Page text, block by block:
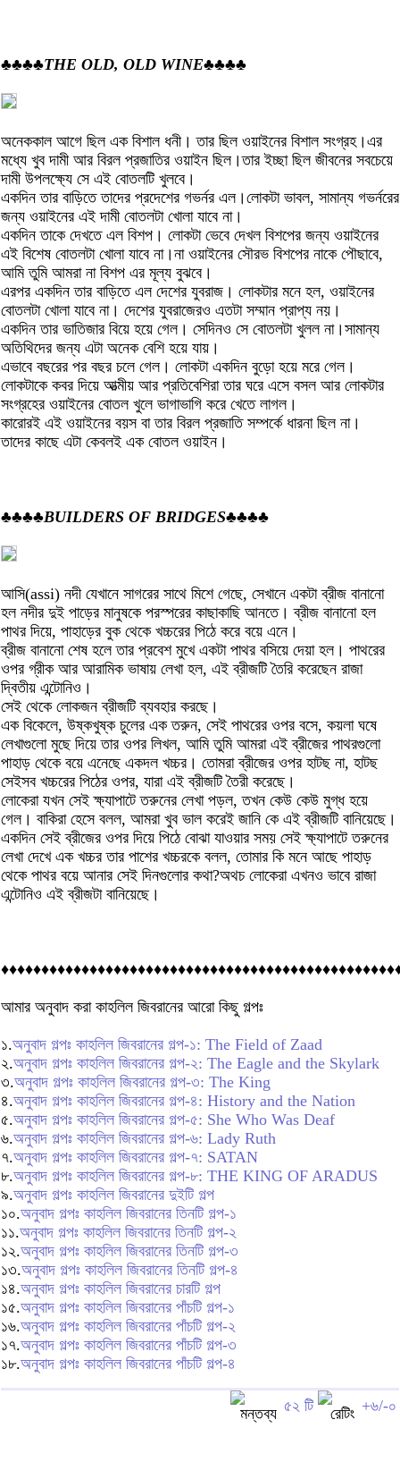
♣♣♣♣THE OLD, OLD WINE♣♣♣♣
অনেককাল আগে ছিল এক বিশাল ধনী। তার ছিল ওয়াইনের বিশাল সংগ্রহ।এর
মধ্যে খুব দামী আর বিরল প্রজাতির ওয়াইন ছিল।তার ইচ্ছা ছিল জীবনের সবচেয়ে
দামী উপলক্ষ্যে সে এই বোতলটি খুলবে।
একদিন তার বাড়িতে তাদের প্রদেশের গভর্নর এল।লোকটা ভাবল, সামান্য গভর্নরের
জন্য ওয়াইনের এই দামী বোতলটা খোলা যাবে না।
একদিন তাকে দেখতে এল বিশপ। লোকটা ভেবে দেখল বিশপের জন্য ওয়াইনের
এই বিশেষ বোতলটা খোলা যাবে না।না ওয়াইনের সৌরভ বিশপের নাকে পৌছাবে,
আমি তুমি আমরা না বিশপ এর মূল্য বুঝবে।
এরপর একদিন তার বাড়িতে এল দেশের যুবরাজ। লোকটার মনে হল, ওয়াইনের
বোতলটা খোলা যাবে না। দেশের যুবরাজেরও এতটা সম্মান প্রাপ্য নয়।
একদিন তার ভাতিজার বিয়ে হয়ে গেল। সেদিনও সে বোতলটা খুলল না।সামান্য
অতিথিদের জন্য এটা অনেক বেশি হয়ে যায়।
এভাবে বছরের পর বছর চলে গেল। লোকটা একদিন বুড়ো হয়ে মরে গেল।
লোকটাকে কবর দিয়ে আত্মীয় আর প্রতিবেশিরা তার ঘরে এসে বসল আর লোকটার
সংগ্রহের ওয়াইনের বোতল খুলে ভাগাভাগি করে খেতে লাগল।
কারোরই এই ওয়াইনের বয়স বা তার বিরল প্রজাতি সম্পর্কে ধারনা ছিল না।
তাদের কাছে এটা কেবলই এক বোতল ওয়াইন।
♣♣♣♣BUILDERS OF BRIDGES♣♣♣♣
আসি(assi) নদী যেখানে সাগরের সাথে মিশে গেছে, সেখানে একটা ব্রীজ বানানো
হল নদীর দুই পাড়ের মানুষকে পরস্পরের কাছাকাছি আনতে। ব্রীজ বানানো হল
পাথর দিয়ে, পাহাড়ের বুক থেকে খচ্চরের পিঠে করে বয়ে এনে।
ব্রীজ বানানো শেষ হলে তার প্রবেশ মুখে একটা পাথর বসিয়ে দেয়া হল। পাথরের
ওপর গ্রীক আর আরামিক ভাষায় লেখা হল, এই ব্রীজটি তৈরি করেছেন রাজা
দ্বিতীয় এন্টোনিও।
সেই থেকে লোকজন ব্রীজটি ব্যবহার করছে।
এক বিকেলে, উষ্কখুষ্ক চুলের এক তরুন, সেই পাথরের ওপর বসে, কয়লা ঘষে
লেখাগুলো মুছে দিয়ে তার ওপর লিখল, আমি তুমি আমরা এই ব্রীজের পাথরগুলো
পাহাড় থেকে বয়ে এনেছে একদল খচ্চর। তোমরা ব্রীজের ওপর হাটছ না, হাটছ
সেইসব খচ্চরের পিঠের ওপর, যারা এই ব্রীজটি তৈরী করেছে।
লোকেরা যখন সেই ক্ষ্যাপাটে তরুনের লেখা পড়ল, তখন কেউ কেউ মুগ্ধ হয়ে
গেল। বাকিরা হেসে বলল, আমরা খুব ভাল করেই জানি কে এই ব্রীজটি বানিয়েছে।
একদিন সেই ব্রীজের ওপর দিয়ে পিঠে বোঝা যাওয়ার সময় সেই ক্ষ্যাপাটে তরুনের
লেখা দেখে এক খচ্চর তার পাশের খচ্চরকে বলল, তোমার কি মনে আছে পাহাড়
থেকে পাথর বয়ে আনার সেই দিনগুলোর কথা?অথচ লোকেরা এখনও ভাবে রাজা
এন্টোনিও এই ব্রীজটা বানিয়েছে।
আমার অনুবাদ করা কাহলিল জিবরানের আরো কিছু গল্পঃ
১.অনুবাদ গল্পঃ কাহলিল জিবরানের গল্প-১: The Field of Zaad
২.অনুবাদ গল্পঃ কাহলিল জিবরানের গল্প-২: The Eagle and the Skylark
৩.অনুবাদ গল্পঃ কাহলিল জিবরানের গল্প-৩: The King
৪.অনুবাদ গল্পঃ কাহলিল জিবরানের গল্প-৪: History and the Nation
৫.অনুবাদ গল্পঃ কাহলিল জিবরানের গল্প-৫: She Who Was Deaf
৬.অনুবাদ গল্পঃ কাহলিল জিবরানের গল্প-৬: Lady Ruth
৭.অনুবাদ গল্পঃ কাহলিল জিবরানের গল্প-৭: SATAN
৮.অনুবাদ গল্পঃ কাহলিল জিবরানের গল্প-৮: THE KING OF ARADUS
৯.অনুবাদ গল্পঃ কাহলিল জিবরানের দুইটি গল্প
১০.অনুবাদ গল্পঃ কাহলিল জিবরানের তিনটি গল্প-১
১১.অনুবাদ গল্পঃ কাহলিল জিবরানের তিনটি গল্প-২
১২.অনুবাদ গল্পঃ কাহলিল জিবরানের তিনটি গল্প-৩
১৩.অনুবাদ গল্পঃ কাহলিল জিবরানের তিনটি গল্প-৪
১৪.অনুবাদ গল্পঃ কাহলিল জিবরানের চারটি গল্প
১৫.অনুবাদ গল্পঃ কাহলিল জিবরানের পাঁচটি গল্প-১
১৬.অনুবাদ গল্পঃ কাহলিল জিবরানের পাঁচটি গল্প-২
১৭.অনুবাদ গল্পঃ কাহলিল জিবরানের পাঁচটি গল্প-৩
১৮.অনুবাদ গল্পঃ কাহলিল জিবরানের পাঁচটি গল্প-৪
৫২ টি +৬/-০